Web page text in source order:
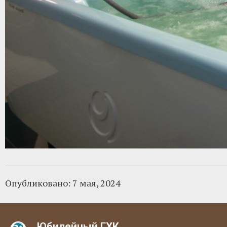
Опубликовано: 7 мая, 2024